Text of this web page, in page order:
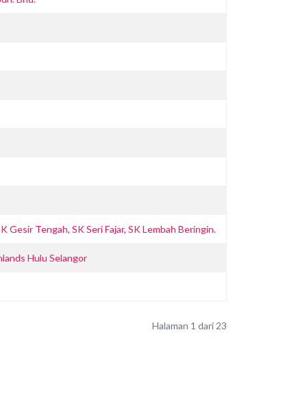
Tengah, SK Seri Fajar, SK Lembah Beringin.
Hulu Selangor
Halaman 1 dari 23